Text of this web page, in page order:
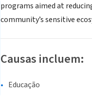
programs aimed at
community’s sensitive
Causas incluem:
Educação